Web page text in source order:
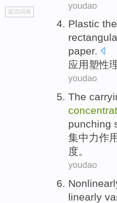
go
top
返回词典
youdao
Plastic
paper.
应用塑性
youdao
The
punching
集中力作
度。
youdao
linearly